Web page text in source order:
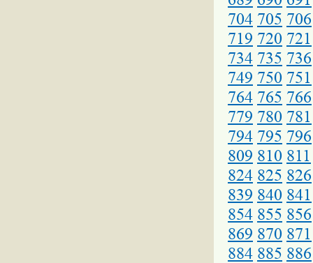
704 705 706
719 720 721
734 735 736
749 750 751
764 765 766
779 780 781
794 795 796
809 810 811
824 825 826
839 840 841
854 855 856
869 870 871
884 885 886